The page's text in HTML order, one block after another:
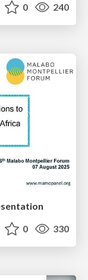
0 240
0 330